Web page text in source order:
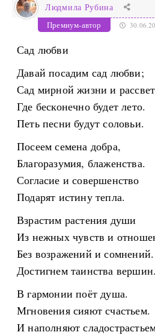
Людмила Рубина
Премиум-автор
Сад любви
Давай посадим сад любви;
Сад мирной жизни и
Где бесконечно будет лето.
Петь песни будут соловьи.
Посеем семена добра,
Благоразумия, блаженства.
Согласие и совершенство
Подарят истину тепла.
Взрастим растения души
Из нежных чувств и
Без возражений и сомнений.
Достигнем таинства вершин.
В гармонии поёт душа.
Мгновения сияют счастьем.
И наполняют